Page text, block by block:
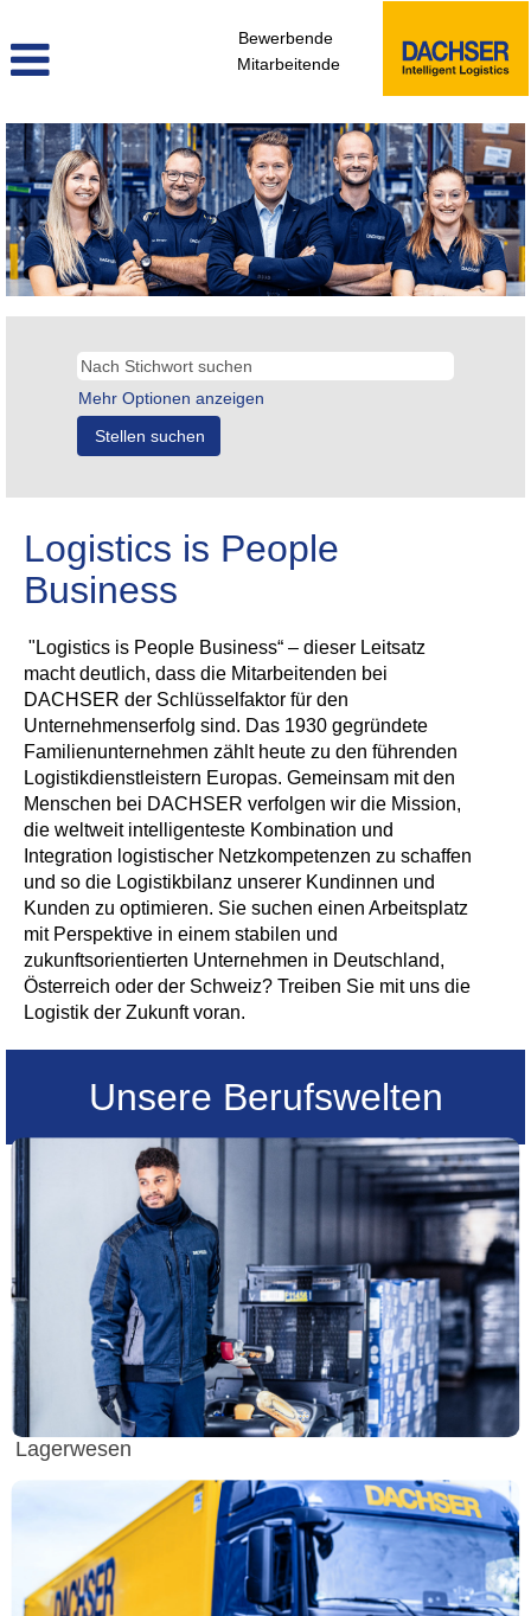
Bewerbende
Mitarbeitende
Mehr Optionen anzeigen
Logistics is People
Business
"Logistics is People Business“ – dieser Leitsatz
macht deutlich, dass die Mitarbeitenden bei
DACHSER der Schlüsselfaktor für den
Unternehmenserfolg sind. Das 1930 gegründete
Familienunternehmen zählt heute zu den führenden
Logistikdienstleistern Europas. Gemeinsam mit den
Menschen bei DACHSER verfolgen wir die Mission,
die weltweit intelligenteste Kombination und
Integration logistischer Netzkompetenzen zu schaffen
und so die Logistikbilanz unserer Kundinnen und
Kunden zu optimieren. Sie suchen einen Arbeitsplatz
mit Perspektive in einem stabilen und
zukunftsorientierten Unternehmen in Deutschland,
Österreich oder der Schweiz? Treiben Sie mit uns die
Logistik der Zukunft voran.
Unsere Berufswelten
Lagerwesen